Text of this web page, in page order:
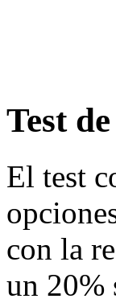
Test
El test
con la
un 20%